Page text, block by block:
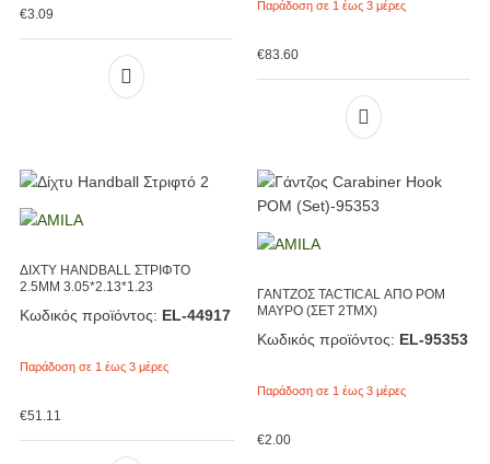
€3.09
Παράδοση σε 1 έως 3 μέρες
€83.60
ΔΙΧΤΥ HANDBALL ΣΤΡΙΦΤΟ
2.5ΜΜ 3.05*2.13*1.23
Κωδικός προϊόντος: EL-44917
Παράδοση σε 1 έως 3 μέρες
€51.11
ΓΑΝΤΖΟΣ TACTICAL ΑΠΟ POM
ΜΑΥΡΟ (ΣΕΤ 2ΤΜΧ)
Κωδικός προϊόντος: EL-95353
Παράδοση σε 1 έως 3 μέρες
€2.00